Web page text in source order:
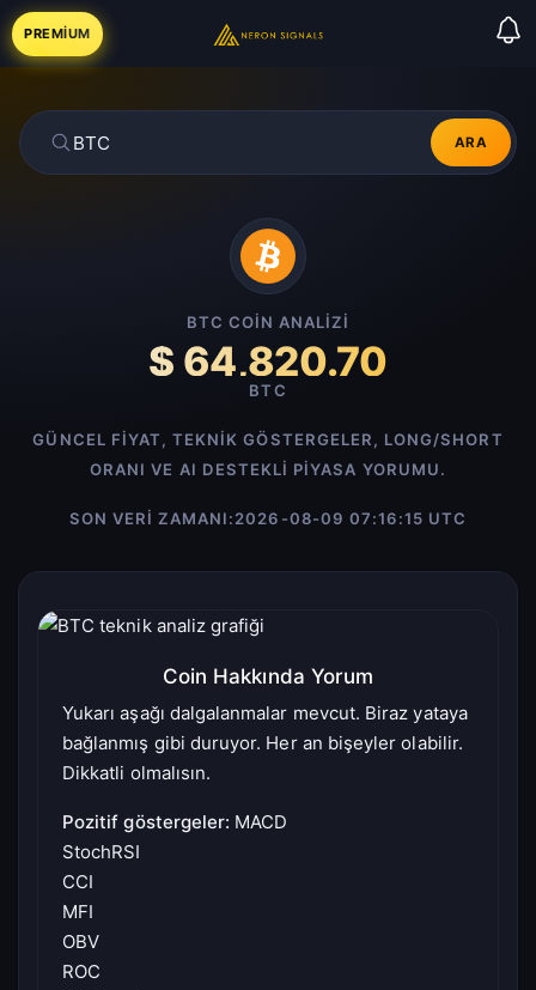
PREMIUM
ARA
BTC COIN ANALIZI
$ 64,820.70
BTC
GÜNCEL FIYAT, TEKNIK GÖSTERGELER, LONG/SHORT
ORANI VE AI DESTEKLI PIYASA YORUMU.
SON VERI ZAMANI:2026-08-09 07:16:15 UTC
Coin Hakkında Yorum
Yukarı aşağı dalgalanmalar mevcut. Biraz yataya
bağlanmış gibi duruyor. Her an bişeyler olabilir.
Dikkatli olmalısın.
Pozitif göstergeler: MACD
StochRSI
CCI
MFI
OBV
ROC